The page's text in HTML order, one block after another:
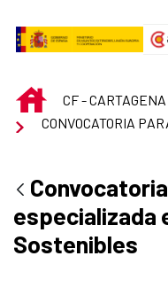
INICIOCF - CARTAGENA
especializada
Sostenibles